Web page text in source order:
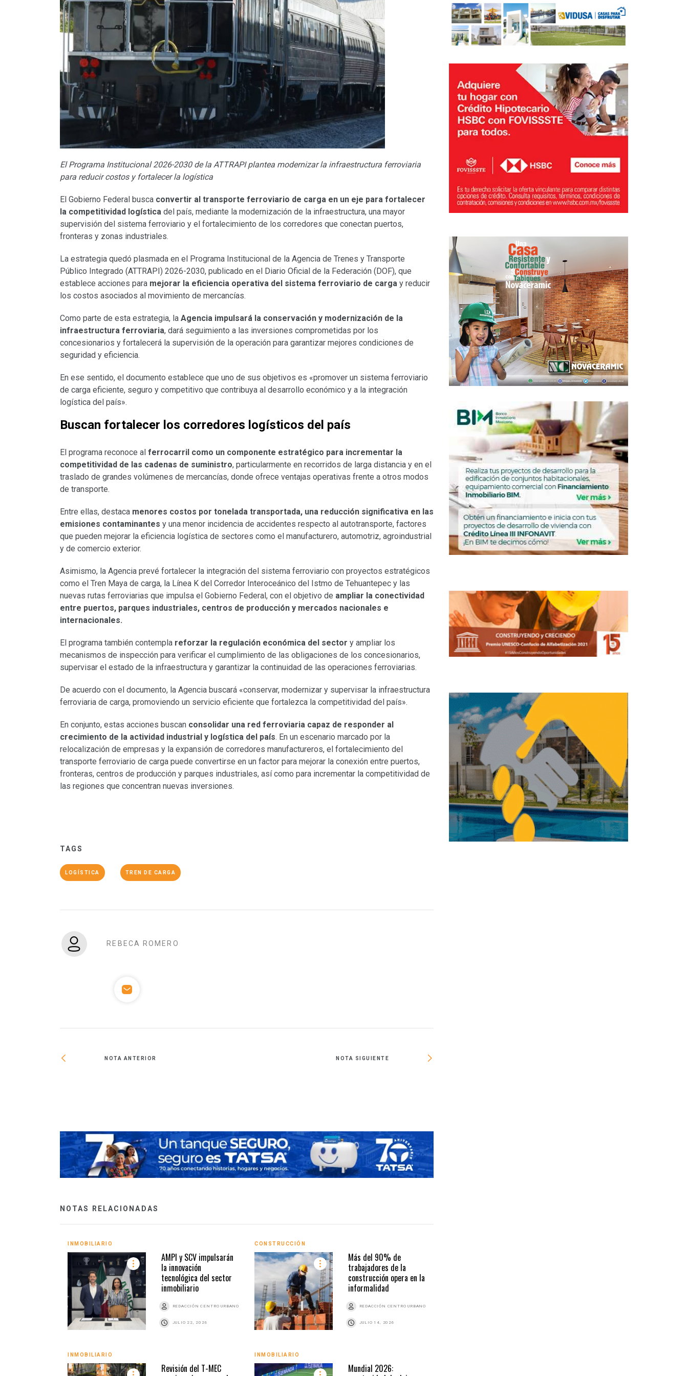
El Programa Institucional 2026-2030 de la ATTRAPI plantea modernizar la infraestructura ferroviaria
para reducir costos y fortalecer la logística
El Gobierno Federal busca convertir al transporte ferroviario de carga en un eje para fortalecer
la competitividad logística del país, mediante la modernización de la infraestructura, una mayor
supervisión del sistema ferroviario y el fortalecimiento de los corredores que conectan puertos,
fronteras y zonas industriales.
La estrategia quedó plasmada en el Programa Institucional de la Agencia de Trenes y Transporte
Público Integrado (ATTRAPI) 2026-2030, publicado en el Diario Oficial de la Federación (DOF), que
establece acciones para mejorar la eficiencia operativa del sistema ferroviario de carga y reducir
los costos asociados al movimiento de mercancías.
Como parte de esta estrategia, la Agencia impulsará la conservación y modernización de la
infraestructura ferroviaria, dará seguimiento a las inversiones comprometidas por los
concesionarios y fortalecerá la supervisión de la operación para garantizar mejores condiciones de
seguridad y eficiencia.
En ese sentido, el documento establece que uno de sus objetivos es «promover un sistema ferroviario
de carga eficiente, seguro y competitivo que contribuya al desarrollo económico y a la integración
logística del país».
Buscan fortalecer los corredores logísticos del país
El programa reconoce al ferrocarril como un componente estratégico para incrementar la
competitividad de las cadenas de suministro, particularmente en recorridos de larga distancia y en el
traslado de grandes volúmenes de mercancías, donde ofrece ventajas operativas frente a otros modos
de transporte.
Entre ellas, destaca menores costos por tonelada transportada, una reducción significativa en las
emisiones contaminantes y una menor incidencia de accidentes respecto al autotransporte, factores
que pueden mejorar la eficiencia logística de sectores como el manufacturero, automotriz, agroindustrial
y de comercio exterior.
Asimismo, la Agencia prevé fortalecer la integración del sistema ferroviario con proyectos estratégicos
como el Tren Maya de carga, la Línea K del Corredor Interoceánico del Istmo de Tehuantepec y las
nuevas rutas ferroviarias que impulsa el Gobierno Federal, con el objetivo de ampliar la conectividad
entre puertos, parques industriales, centros de producción y mercados nacionales e
internacionales.
El programa también contempla reforzar la regulación económica del sector y ampliar los
mecanismos de inspección para verificar el cumplimiento de las obligaciones de los concesionarios,
supervisar el estado de la infraestructura y garantizar la continuidad de las operaciones ferroviarias.
De acuerdo con el documento, la Agencia buscará «conservar, modernizar y supervisar la infraestructura
ferroviaria de carga, promoviendo un servicio eficiente que fortalezca la competitividad del país».
En conjunto, estas acciones buscan consolidar una red ferroviaria capaz de responder al
crecimiento de la actividad industrial y logística del país. En un escenario marcado por la
relocalización de empresas y la expansión de corredores manufactureros, el fortalecimiento del
transporte ferroviario de carga puede convertirse en un factor para mejorar la conexión entre puertos,
fronteras, centros de producción y parques industriales, así como para incrementar la competitividad de
las regiones que concentran nuevas inversiones.
TAGS
LOGÍSTICA TREN DE CARGA
REBECA ROMERO
NOTA ANTERIOR NOTA SIGUIENTE
NOTAS RELACIONADAS
INMOBILIARIO
AMPI y SCV impulsarán
la innovación
tecnológica del sector
inmobiliario
REDACCIÓN CENTRO URBANO
JULIO 22, 2026
CONSTRUCCIÓN
Más del 90% de
trabajadores de la
construcción opera en la
informalidad
REDACCIÓN CENTRO URBANO
JULIO 14, 2026
INMOBILIARIO
Revisión del T-MEC
INMOBILIARIO
Mundial 2026: